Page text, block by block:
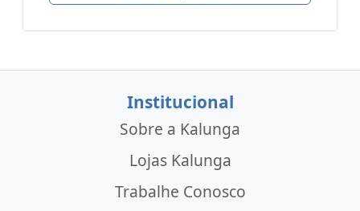
Institucional
Sobre a Kalunga
Lojas Kalunga
Trabalhe Conosco